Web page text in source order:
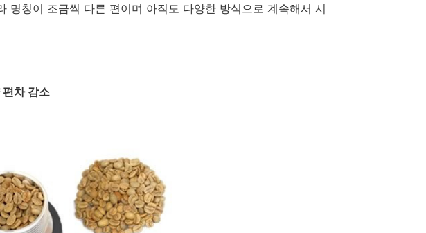
명칭이 조금씩 다른 편이며 아직도 다양한 방식으로 계속해서 시
차 감소